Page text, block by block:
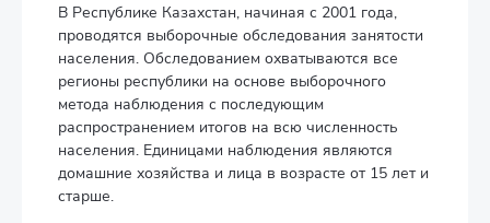
В Республике Казахстан, начиная с 2001 года,
проводятся выборочные обследования занятости
населения. Обследованием охватываются все
регионы республики на основе выборочного
метода наблюдения с последующим
распространением итогов на всю численность
населения. Единицами наблюдения являются
домашние хозяйства и лица в возрасте от 15 лет и
старше.